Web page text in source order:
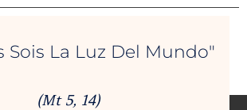
Sois La Luz Del Mundo"
(Mt 5, 14)